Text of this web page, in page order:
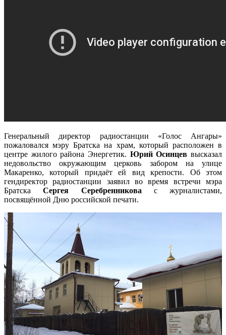
Генеральный директор радиостанции «Голос Ангары»
пожаловался мэру Братска на храм, который расположен в
центре жилого района Энергетик. Юрий Осинцев высказал
недовольство окружающим церковь забором на улице
Макаренко, который придаёт ей вид крепости. Об этом
гендиректор радиостанции заявил во время встречи мэра
БратскаСергея Серебренникова с журналистами,
посвящённой Дню российской печати.